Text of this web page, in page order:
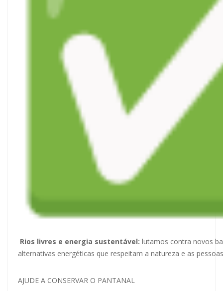
Rios livres e energia sustentável: lutamos contra novos
alternativas energéticas que respeitam a natureza e as
AJUDE A CONSERVAR O PANTANAL